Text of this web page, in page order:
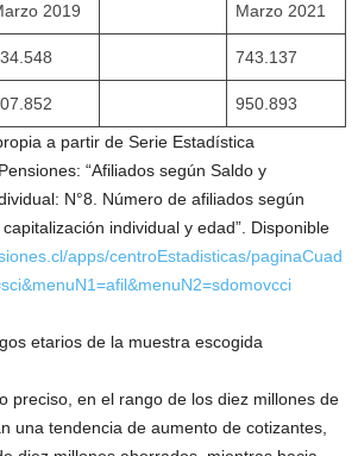
2019 Marzo 2021
743.137
950.893
a partir de Serie Estadística
“Afiliados según Saldo y
N°8. Número de afiliados según
individual y edad”. Disponible
apps/centroEstadisticas/paginaCuad
etarios de la muestra escogida
preciso, en el rango de los diez millones de
una tendencia de aumento de cotizantes,